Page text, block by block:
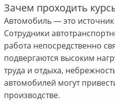
Зачем проходить
Автомобиль — это
Сотрудники
работа непосредственно
подвергаются высоким
труда и отдыха,
автомобилей могут
производстве.